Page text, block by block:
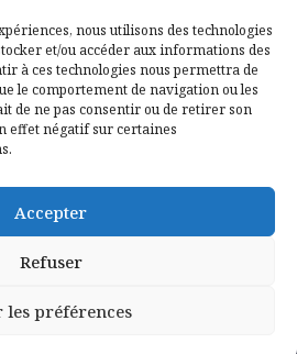
nous utilisons des technologies
et/ou accéder aux informations des
à ces technologies nous permettra de
le comportement de navigation ou les
de ne pas consentir ou de retirer son
effet négatif sur certaines
Accepter
Refuser
les préférences